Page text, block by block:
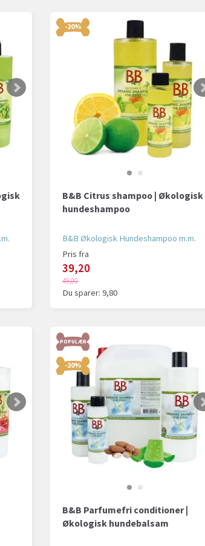
-20%
B&B Citrus shampoo | Økologisk
hundeshampoo
B&B Økologisk Hundeshampoo m.m.
Pris fra
39,20
49,00
Du sparer:9,80
POPULÆR
-20%
B&B Parfumefri conditioner |
Økologisk hundebalsam